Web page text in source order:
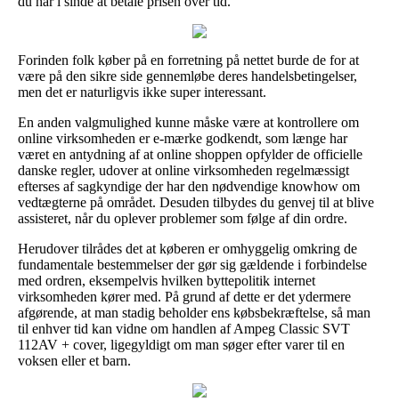
Forinden folk køber på en forretning på nettet burde de for at
være på den sikre side gennemløbe deres handelsbetingelser,
men det er naturligvis ikke super interessant.
En anden valgmulighed kunne måske være at kontrollere om
online virksomheden er e-mærke godkendt, som længe har
været en antydning af at online shoppen opfylder de officielle
danske regler, udover at online virksomheden regelmæssigt
efterses af sagkyndige der har den nødvendige knowhow om
vedtægterne på området. Desuden tilbydes du genvej til at blive
assisteret, når du oplever problemer som følge af din ordre.
Herudover tilrådes det at køberen er omhyggelig omkring de
fundamentale bestemmelser der gør sig gældende i forbindelse
med ordren, eksempelvis hvilken byttepolitik internet
virksomheden kører med. På grund af dette er det ydermere
afgørende, at man stadig beholder ens købsbekræftelse, så man
til enhver tid kan vidne om handlen af Ampeg Classic SVT
112AV + cover, ligegyldigt om man søger efter varer til en
voksen eller et barn.